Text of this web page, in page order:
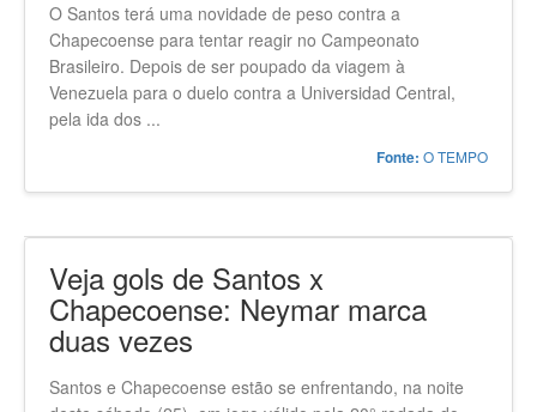
O Santos terá uma novidade de peso contra a
Chapecoense para tentar reagir no Campeonato
Brasileiro. Depois de ser poupado da viagem à
Venezuela para o duelo contra a Universidad Central,
pela ida dos ...
Fonte: O TEMPO
Veja gols de Santos x
Chapecoense: Neymar marca
duas vezes
Santos e Chapecoense estão se enfrentando, na noite